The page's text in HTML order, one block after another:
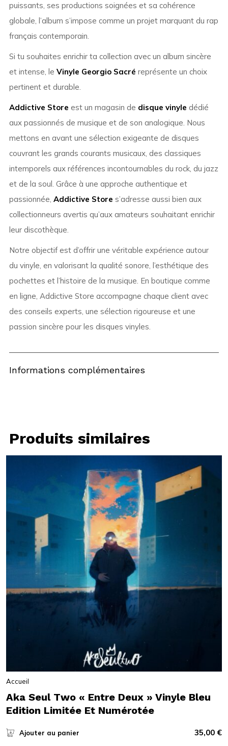
puissants, ses productions soignées et sa cohérence
globale, l’album s’impose comme un projet marquant du rap
français contemporain.
Si tu souhaites enrichir ta collection avec un album sincère
et intense, le Vinyle Georgio Sacré représente un choix
pertinent et durable.
Addictive Store est un magasin de disque vinyle dédié
aux passionnés de musique et de son analogique. Nous
mettons en avant une sélection exigeante de disques
couvrant les grands courants musicaux, des classiques
intemporels aux références incontournables du rock, du jazz
et de la soul. Grâce à une approche authentique et
passionnée, Addictive Store s’adresse aussi bien aux
collectionneurs avertis qu’aux amateurs souhaitant enrichir
leur discothèque.
Notre objectif est d’offrir une véritable expérience autour
du vinyle, en valorisant la qualité sonore, l’esthétique des
pochettes et l’histoire de la musique. En boutique comme
en ligne, Addictive Store accompagne chaque client avec
des conseils experts, une sélection rigoureuse et une
passion sincère pour les disques vinyles.
Informations complémentaires
Produits similaires
Accueil
Aka Seul Two « Entre Deux » Vinyle Bleu
Edition Limitée Et Numérotée
Ajouter au panier 35,00 €